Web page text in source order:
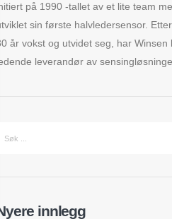
på 1990 -tallet av et lite team
sin første halvledersensor.
år vokst og utvidet seg, har Winsen
leverandør av
innlegg